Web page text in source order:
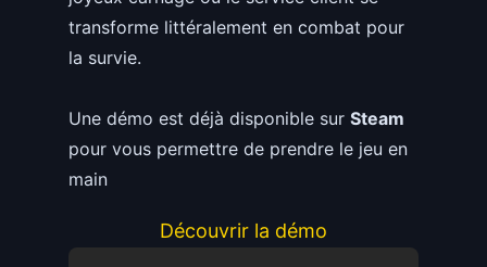
transforme littéralement en combat pour
la survie.
Une démo est déjà disponible sur Steam
pour vous permettre de prendre le jeu en
main
Découvrir la démo